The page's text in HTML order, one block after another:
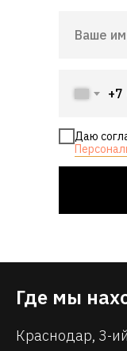
+7
Даю
Где мы
Краснодар, 3-